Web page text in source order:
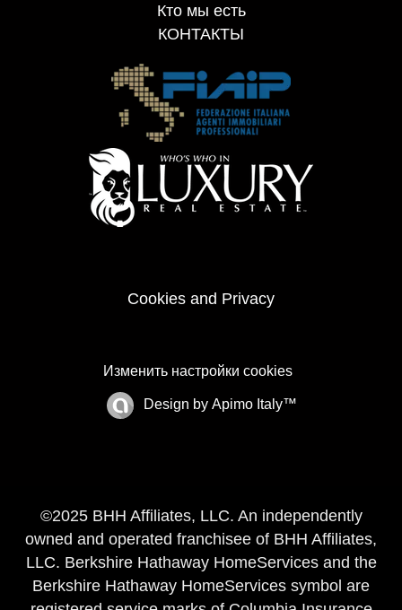
Кто мы есть
КОНТАКТЫ
Cookies and Privacy
Изменить настройки cookies
Design by Apimo Italy™
©2025 BHH Affiliates, LLC. An independently
owned and operated franchisee of BHH Affiliates,
LLC. Berkshire Hathaway HomeServices and the
Berkshire Hathaway HomeServices symbol are